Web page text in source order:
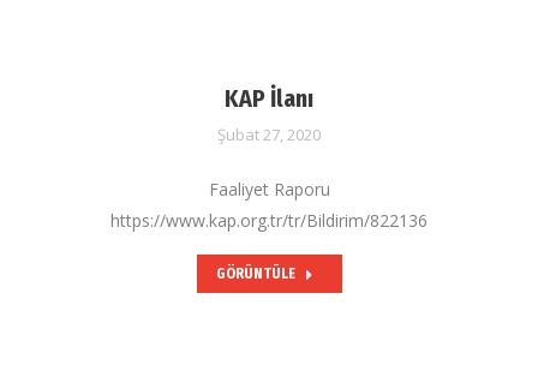
KAP İlanı
Şubat 27, 2020
Faaliyet Raporu
https://www.kap.org.tr/tr/Bildirim/822136
GÖRÜNTÜLE